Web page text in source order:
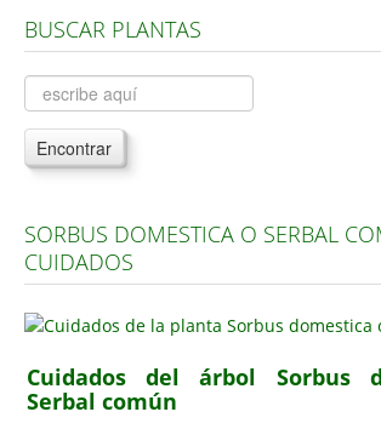
Árboles, Cicas y Palmeras de la G a la Z
Plantas Anuales y Perennes
Plantas Bulbosas y Acuáticas
Plantas de Interior
Plantas Aromáticas y de Huerto
Plantas Carnívoras y Orquídeas
Consejos
Hemisferio Norte
Hemisferio Sur
BUSCAR PLANTAS
Encontrar
SORBUS DOMESTICA O SERBAL
CUIDADOS
Cuidados del árbol Sorbus
Serbal común